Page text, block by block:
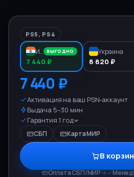
PS5, PS4
ИндияВЫГОДНО
7 440 ₽
Украина
8 820 ₽
7 440 ₽
Активация на ваш PSN-аккаунт
Выдача 5–30 мин
Гарантия 1 год
СБП Карта МИР
В
Оплата СБП/МИР→